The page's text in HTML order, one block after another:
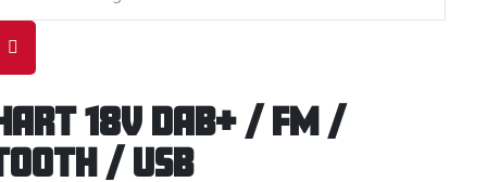
18V DAB+ / FM /
/ USB